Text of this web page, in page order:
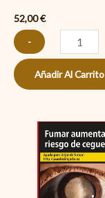
52,00€
-
Añadir Al Carrito
Winston
Classic
cantidad